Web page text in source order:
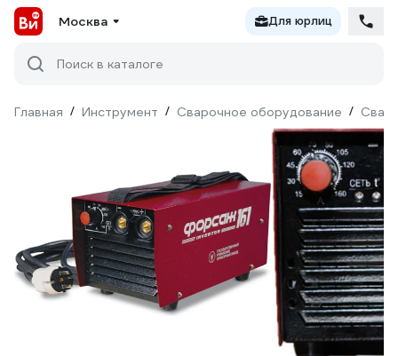
Москва Для юрлиц
Поиск в каталоге
Главная / Инструмент / Сварочное оборудование /